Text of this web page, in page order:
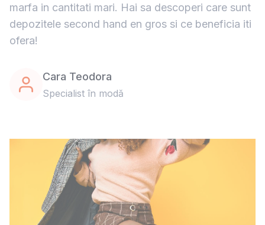
marfa in cantitati mari. Hai sa descoperi care sunt
depozitele second hand en gros si ce beneficia iti
ofera!
Cara Teodora
Specialist în modă